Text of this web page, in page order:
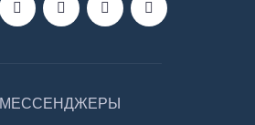
МЕССЕНДЖЕРЫ